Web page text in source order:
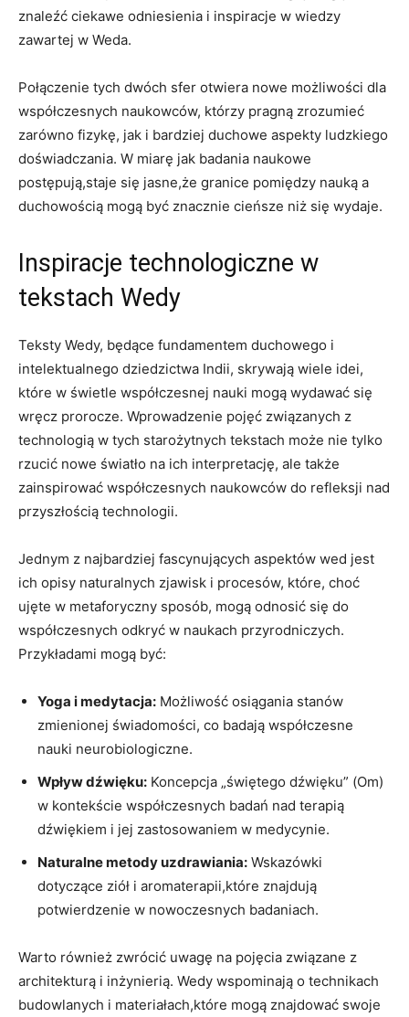
znaleźć ciekawe odniesienia i inspiracje w wiedzy
zawartej w Weda.
Połączenie tych dwóch sfer otwiera nowe możliwości dla
współczesnych naukowców, którzy pragną zrozumieć
zarówno fizykę, jak i bardziej duchowe aspekty ludzkiego
doświadczania. W miarę jak badania naukowe
postępują,staje się jasne,że granice pomiędzy nauką a
duchowością mogą być znacznie cieńsze niż się wydaje.
Inspiracje technologiczne w
tekstach Wedy
Teksty Wedy, będące fundamentem duchowego i
intelektualnego dziedzictwa Indii, skrywają wiele idei,
które w świetle współczesnej nauki mogą wydawać się
wręcz prorocze. Wprowadzenie pojęć związanych z
technologią w tych starożytnych tekstach może nie tylko
rzucić nowe światło na ich interpretację, ale także
zainspirować współczesnych naukowców do refleksji nad
przyszłością technologii.
Jednym z najbardziej fascynujących aspektów wed jest
ich opisy naturalnych zjawisk i procesów, które, choć
ujęte w metaforyczny sposób, mogą odnosić się do
współczesnych odkryć w naukach przyrodniczych.
Przykładami mogą być:
Yoga i medytacja: Możliwość osiągania stanów
zmienionej świadomości, co badają współczesne
nauki neurobiologiczne.
Wpływ dźwięku: Koncepcja „świętego dźwięku” (Om)
w kontekście współczesnych badań nad terapią
dźwiękiem i jej zastosowaniem w medycynie.
Naturalne metody uzdrawiania: Wskazówki
dotyczące ziół i aromaterapii,które znajdują
potwierdzenie w nowoczesnych badaniach.
Warto również zwrócić uwagę na pojęcia związane z
architekturą i inżynierią. Wedy wspominają o technikach
budowlanych i materiałach,które mogą znajdować swoje